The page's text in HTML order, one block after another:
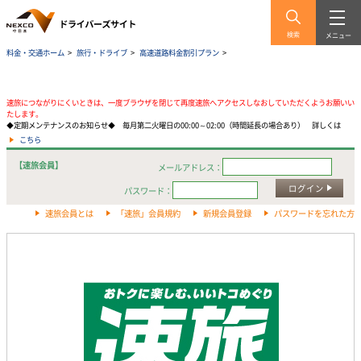
検索 メニュー
料金・交通ホーム > 旅行・ドライブ > 高速道路料金割引プラン >
速旅につながりにくいときは、一度ブラウザを閉じて再度速旅へアクセスしなおしていただくようお願いい
たします。
◆定期メンテナンスのお知らせ◆ 毎月第二火曜日の00:00～02:00（時間延長の場合あり） 詳しくは
こちら
【速旅会員】
メールアドレス：
パスワード：
ログイン
速旅会員とは 「速旅」会員規約 新規会員登録 パスワードを忘れた方